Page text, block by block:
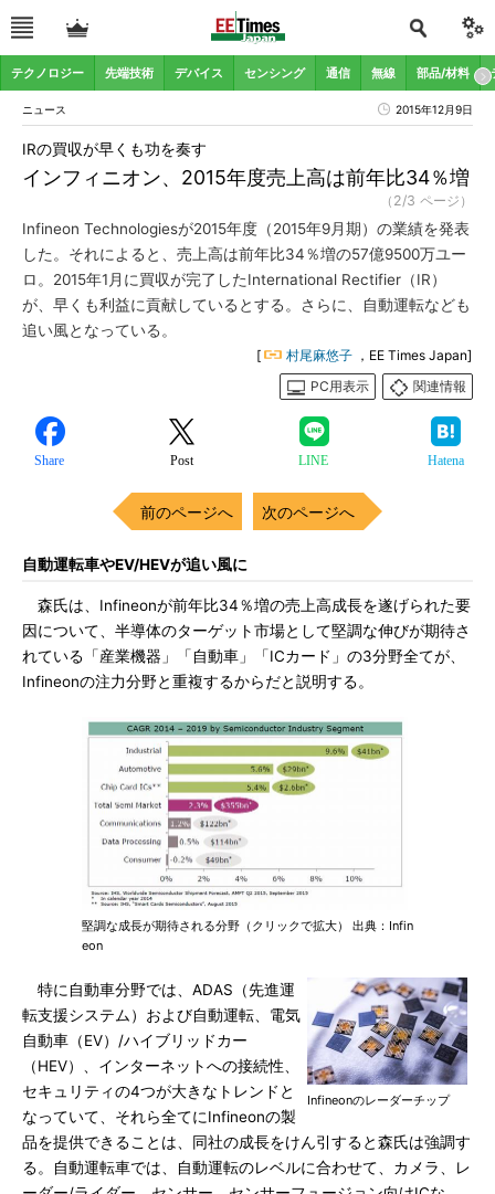
テクノロジー 先端技術 デバイス センシング 通信 無線 部品/材料
ニュース 2015年12月9日
インフィニオン、2015年度売上高は前年比34％増
IRの買収が早くも功を奏す
（2/3 ページ）
Infineon Technologiesが2015年度（2015年9月期）の業績を発表
した。それによると、売上高は前年比34％増の57億9500万ユー
ロ。2015年1月に買収が完了したInternational Rectifier（IR）
が、早くも利益に貢献しているとする。さらに、自動運転なども
追い風となっている。
[ 村尾麻悠子 ，EE Times Japan]
PC用表示
関連情報
Share Post LINE Hatena
前のページへ 次のページへ
自動運転車やEV/HEVが追い風に
森氏は、Infineonが前年比34％増の売上高成長を遂げられた要
因について、半導体のターゲット市場として堅調な伸びが期待さ
れている「産業機器」「自動車」「ICカード」の3分野全てが、
Infineonの注力分野と重複するからだと説明する。
堅調な成長が期待される分野（クリックで拡大） 出典：Infin
eon
Infineonのレーダーチップ
特に自動車分野では、ADAS（先進運
転支援システム）および自動運転、電気
自動車（EV）/ハイブリッドカー
（HEV）、インターネットへの接続性、
セキュリティの4つが大きなトレンドと
なっていて、それら全てにInfineonの製
品を提供できることは、同社の成長をけん引すると森氏は強調す
る。自動運転車では、自動運転のレベルに合わせて、カメラ、レ